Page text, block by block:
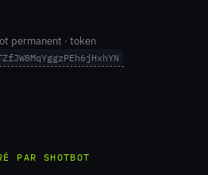
permanent · token
PAR SHOTBOT